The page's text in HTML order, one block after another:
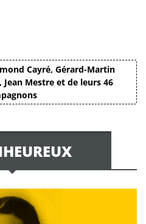
Cayré, Gérard-Martin
Jean Mestre et de leurs 46